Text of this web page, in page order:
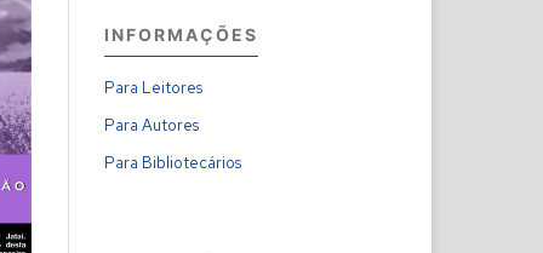
INFORMAÇÕES
Para Leitores
Para Autores
Para Bibliotecários